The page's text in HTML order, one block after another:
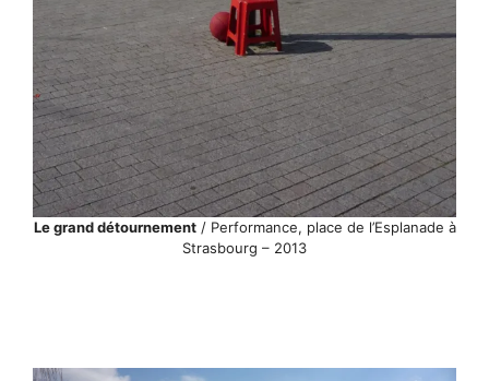
Le grand détournement/ Performance, place de l’Esplanade à
Strasbourg – 2013